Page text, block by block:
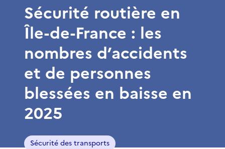
Sécurité routière en
Île-de-France : les
nombres d’accidents
et de personnes
blessées en baisse en
2025
Sécurité des transports